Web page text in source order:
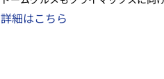
詳細はこちら